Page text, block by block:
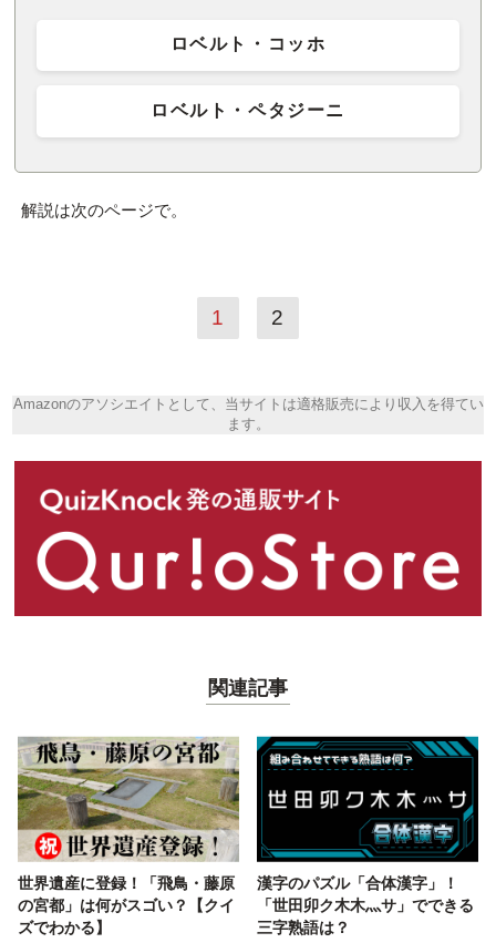
ロベルト・コッホ
ロベルト・ペタジーニ
解説は次のページで。
1 2
Amazonのアソシエイトとして、当サイトは適格販売により収入を得てい
ます。
関連記事
世界遺産に登録！「飛鳥・藤原
の宮都」は何がスゴい？【クイ
ズでわかる】
漢字のパズル「合体漢字」！
「世田卯ク木木灬サ」でできる
三字熟語は？